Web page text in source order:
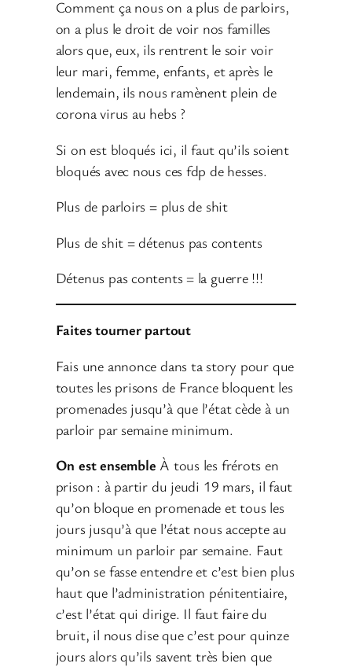
Comment ça nous on a plus de parloirs,
on a plus le droit de voir nos familles
alors que, eux, ils rentrent le soir voir
leur mari, femme, enfants, et après le
lendemain, ils nous ramènent plein de
corona virus au hebs ?
Si on est bloqués ici, il faut qu’ils soient
bloqués avec nous ces fdp de hesses.
Plus de parloirs = plus de shit
Plus de shit = détenus pas contents
Détenus pas contents = la guerre !!!
Faites tourner partout
Fais une annonce dans ta story pour que
toutes les prisons de France bloquent les
promenades jusqu’à que l’état cède à un
parloir par semaine minimum.
On est ensemble À tous les frérots en
prison : à partir du jeudi 19 mars, il faut
qu’on bloque en promenade et tous les
jours jusqu’à que l’état nous accepte au
minimum un parloir par semaine. Faut
qu’on se fasse entendre et c’est bien plus
haut que l’administration pénitentiaire,
c’est l’état qui dirige. Il faut faire du
bruit, il nous dise que c’est pour quinze
jours alors qu’ils savent très bien que